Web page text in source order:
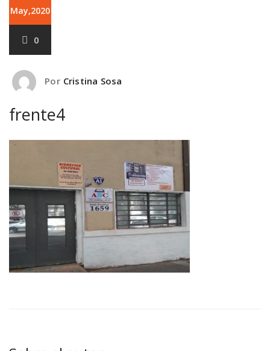
May,2020
0
Por Cristina Sosa
frente4